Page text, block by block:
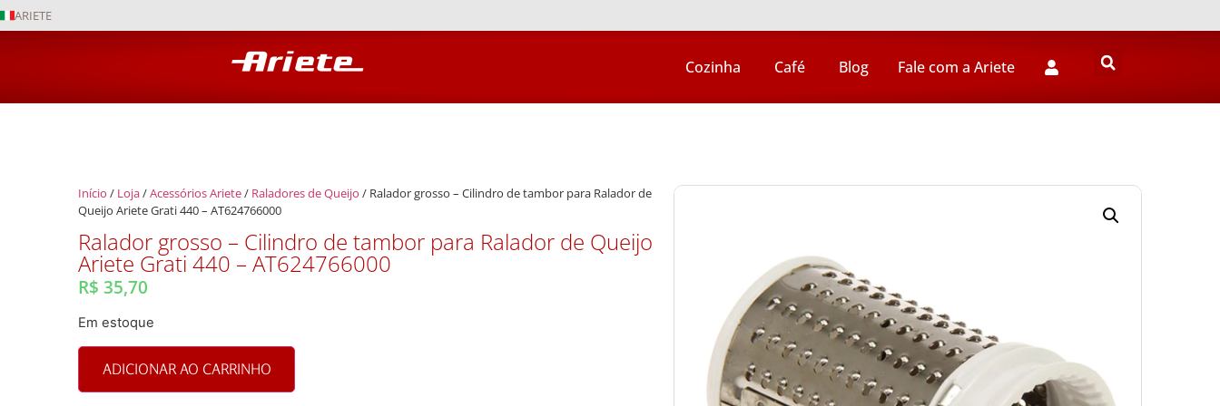
ARIETE
Cozinha Café Blog Fale com a Ariete
Início / Loja/Acessórios Ariete/ Raladores de Queijo / Ralador grosso – Cilindro de tambor para Ralador de
Queijo Ariete Grati 440 – AT624766000
Ralador grosso – Cilindro de tambor para Ralador de Queijo
Ariete Grati 440 – AT624766000
R$ 35,70
Em estoque
ADICIONAR AO CARRINHO